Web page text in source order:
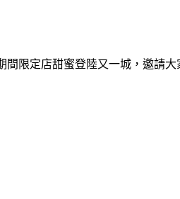
間限定店甜蜜登陸又一城，邀請